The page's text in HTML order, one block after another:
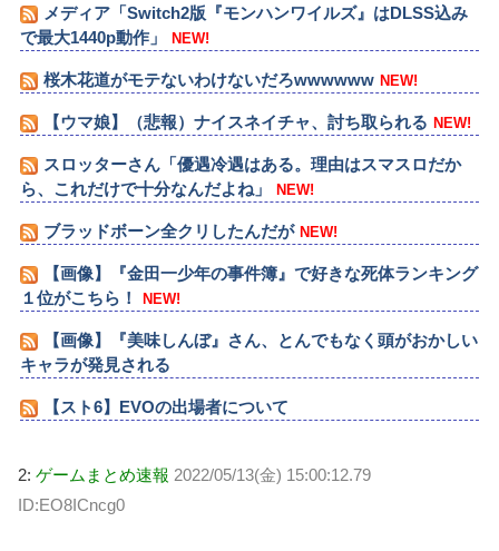
メディア「Switch2版『モンハンワイルズ』はDLSS込み
で最大1440p動作」
NEW!
桜木花道がモテないわけないだろwwwwww NEW!
【ウマ娘】（悲報）ナイスネイチャ、討ち取られる NEW!
スロッターさん「優遇冷遇はある。理由はスマスロだか
ら、これだけで十分なんだよね」
NEW!
ブラッドボーン全クリしたんだが NEW!
【画像】『金田一少年の事件簿』で好きな死体ランキング
１位がこちら！
NEW!
【画像】『美味しんぼ』さん、とんでもなく頭がおかしい
キャラが発見される
【スト6】EVOの出場者について
2: ゲームまとめ速報 2022/05/13(金) 15:00:12.79
ID:EO8ICncg0